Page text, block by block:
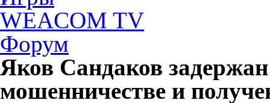
WEACOM TV
Форум
Яков Сандаков
мошенничестве и